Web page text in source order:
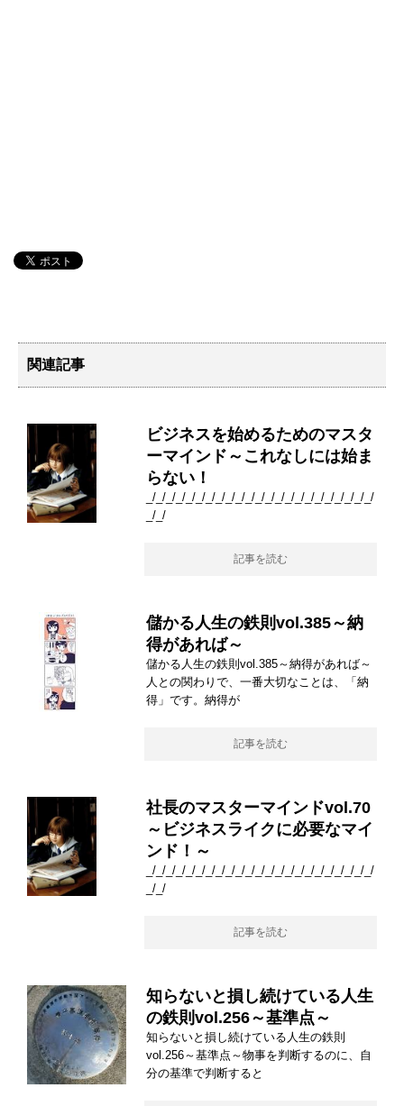
関連記事
ビジネスを始めるためのマスタ
ーマインド～これなしには始ま
らない！
_/_/_/_/_/_/_/_/_/_/_/_/_/_/_/_/_/_/_/_/_/_/_/
_/_/
記事を読む
儲かる人生の鉄則vol.385～納
得があれば～
儲かる人生の鉄則vol.385～納得があれば～
人との関わりで、一番大切なことは、「納
得」です。納得が
記事を読む
社長のマスターマインドvol.70
～ビジネスライクに必要なマイ
ンド！～
_/_/_/_/_/_/_/_/_/_/_/_/_/_/_/_/_/_/_/_/_/_/_/
_/_/
記事を読む
知らないと損し続けている人生
の鉄則vol.256～基準点～
知らないと損し続けている人生の鉄則
vol.256～基準点～物事を判断するのに、自
分の基準で判断すると